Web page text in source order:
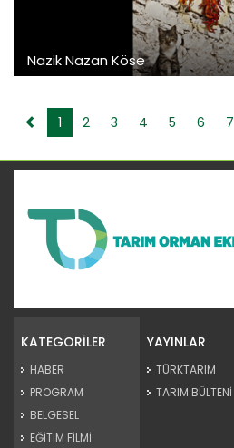
Nazik Nazan Köse
1 2 3 4 5 6 7
KATEGORİLER
HABER
PROGRAM
BELGESEL
EĞİTİM FİLMİ
YAYINLAR
TÜRKTARIM
TARIM BÜLTENİ